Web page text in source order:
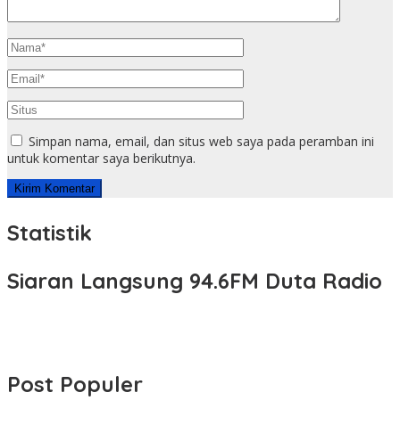
Simpan nama, email, dan situs web saya pada peramban ini
untuk komentar saya berikutnya.
Statistik
Siaran Langsung 94.6FM Duta Radio
Post Populer